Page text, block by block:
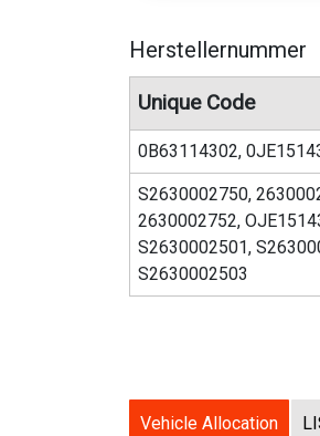
Herstellernummer
Unique Code
0B63114302,
S2630002750,
2630002752,
S2630002501,
S2630002503
Vehicle Allocation